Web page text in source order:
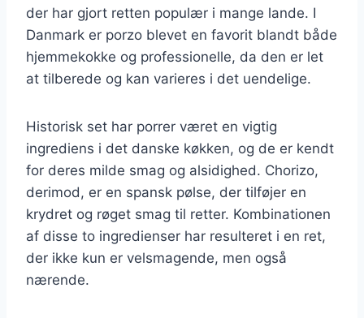
der har gjort retten populær i mange lande. I
Danmark er porzo blevet en favorit blandt både
hjemmekokke og professionelle, da den er let
at tilberede og kan varieres i det uendelige.
Historisk set har porrer været en vigtig
ingrediens i det danske køkken, og de er kendt
for deres milde smag og alsidighed. Chorizo,
derimod, er en spansk pølse, der tilføjer en
krydret og røget smag til retter. Kombinationen
af disse to ingredienser har resulteret i en ret,
der ikke kun er velsmagende, men også
nærende.